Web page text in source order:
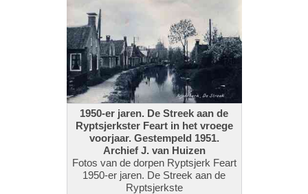
1950-er jaren. De Streek aan de
Ryptsjerkster Feart in het vroege
voorjaar. Gestempeld 1951.
Archief J. van Huizen
Fotos van de dorpen Ryptsjerk Feart
1950-er jaren. De Streek aan de
Ryptsjerkste